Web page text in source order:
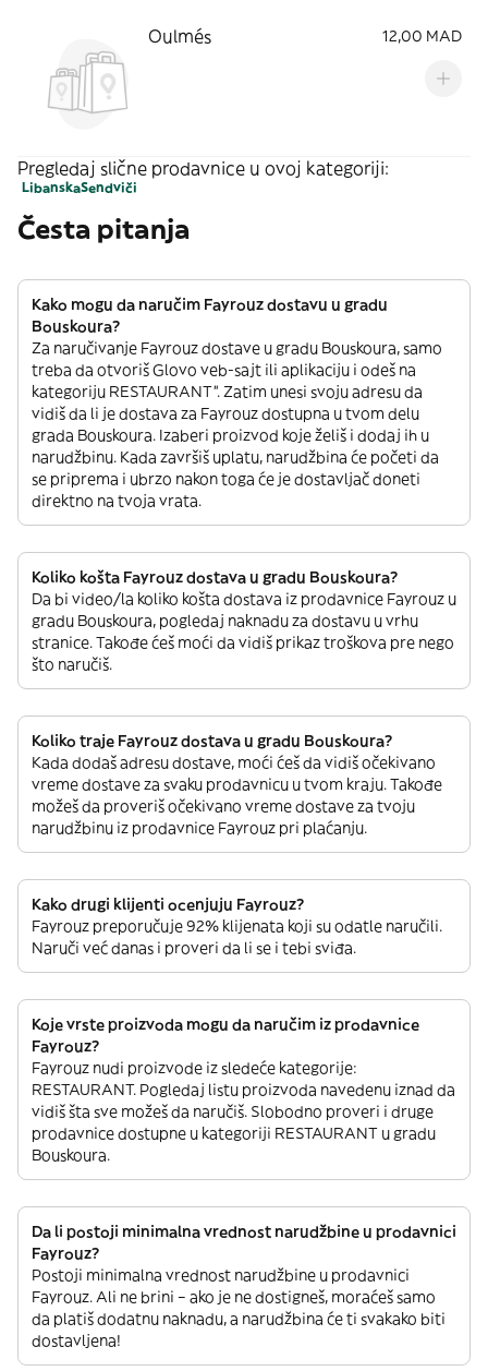
Oulmés 12,00 MAD
Pregledaj slične prodavnice u ovoj kategoriji:
LibanskaSendviči
Česta pitanja
Kako mogu da naručim Fayrouz dostavu u gradu
Bouskoura?
Za naručivanje Fayrouz dostave u gradu Bouskoura, samo
treba da otvoriš Glovo veb-sajt ili aplikaciju i odeš na
kategoriju RESTAURANT”. Zatim unesi svoju adresu da
vidiš da li je dostava za Fayrouz dostupna u tvom delu
grada Bouskoura. Izaberi proizvod koje želiš i dodaj ih u
narudžbinu. Kada završiš uplatu, narudžbina će početi da
se priprema i ubrzo nakon toga će je dostavljač doneti
direktno na tvoja vrata.
Koliko košta Fayrouz dostava u gradu Bouskoura?
Da bi video/la koliko košta dostava iz prodavnice Fayrouz u
gradu Bouskoura, pogledaj naknadu za dostavu u vrhu
stranice. Takođe ćeš moći da vidiš prikaz troškova pre nego
što naručiš.
Koliko traje Fayrouz dostava u gradu Bouskoura?
Kada dodaš adresu dostave, moći ćeš da vidiš očekivano
vreme dostave za svaku prodavnicu u tvom kraju. Takođe
možeš da proveriš očekivano vreme dostave za tvoju
narudžbinu iz prodavnice Fayrouz pri plaćanju.
Kako drugi klijenti ocenjuju Fayrouz?
Fayrouz preporučuje 92% klijenata koji su odatle naručili.
Naruči već danas i proveri da li se i tebi sviđa.
Koje vrste proizvoda mogu da naručim iz prodavnice
Fayrouz?
Fayrouz nudi proizvode iz sledeće kategorije:
RESTAURANT. Pogledaj listu proizvoda navedenu iznad da
vidiš šta sve možeš da naručiš. Slobodno proveri i druge
prodavnice dostupne u kategoriji RESTAURANT u gradu
Bouskoura.
Da li postoji minimalna vrednost narudžbine u prodavnici
Fayrouz?
Postoji minimalna vrednost narudžbine u prodavnici
Fayrouz. Ali ne brini – ako je ne dostigneš, moraćeš samo
da platiš dodatnu naknadu, a narudžbina će ti svakako biti
dostavljena!